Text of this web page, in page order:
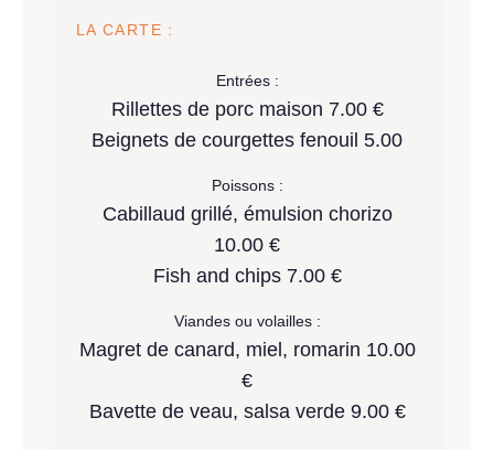
LA CARTE :
Entrées :
Rillettes de porc maison 7.00 €
Beignets de courgettes fenouil 5.00
Poissons :
Cabillaud grillé, émulsion chorizo
10.00 €
Fish and chips 7.00 €
Viandes ou volailles :
Magret de canard, miel, romarin 10.00
€
Bavette de veau, salsa verde 9.00 €